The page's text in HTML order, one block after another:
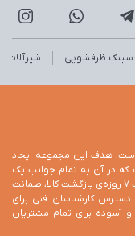
سینک ظرفشویی شیرآلات
است. هدف این مجموعه ایجاد
که در آن به تمام جوانب یک
خرید مطمئن توجه شده باشد. در همین راستا ضمانت 7 روزه‌ی بازگشت کالا، ضمانت
کارشناسان فنی برای
آسوده برای تمام مشتریان